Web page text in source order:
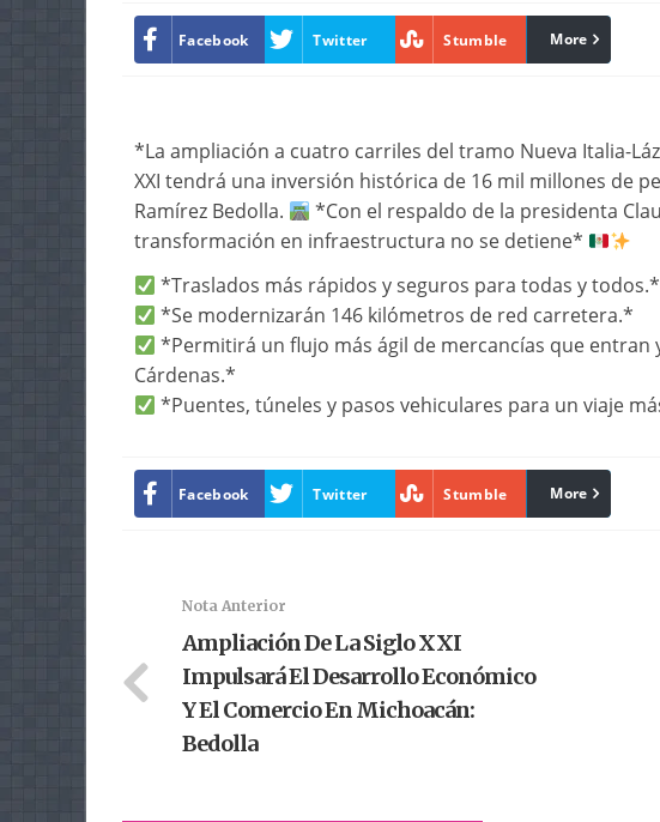
Facebook Twitter Stumble linkedin
More
*La ampliación a cuatro carriles del tramo Nueva Italia-
XXI tendrá una inversión histórica de 16 mil millones de
Ramírez Bedolla.
*Con el respaldo de la presidenta
transformación en infraestructura no se detiene*
*Traslados más rápidos y seguros para todas y todos.*
*Se modernizarán 146 kilómetros de red carretera.*
*Permitirá un flujo más ágil de mercancías que entran
Cárdenas.*
*Puentes, túneles y pasos vehiculares para un viaje
Facebook Twitter Stumble linkedin
More
Nota Anterior
Ampliación De La Siglo XXI
Impulsará El Desarrollo Económico
Y El Comercio En Michoacán:
Bedolla